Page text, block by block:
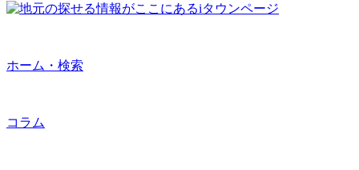
ホーム・検索
コラム